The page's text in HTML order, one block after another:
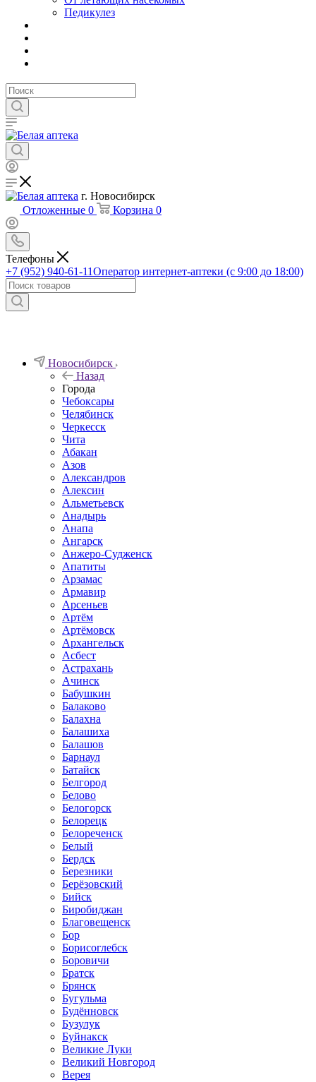
Педикулез
г. Новосибирск
Отложенные 0 Корзина 0
Телефоны
+7 (952) 940-61-11Оператор интернет-аптеки (с 9:00 до 18:00)
Новосибирск
Назад
Города
Чебоксары
Челябинск
Черкесск
Чита
Абакан
Азов
Александров
Алексин
Альметьевск
Анадырь
Анапа
Ангарск
Анжеро-Судженск
Апатиты
Арзамас
Армавир
Арсеньев
Артём
Артёмовск
Архангельск
Асбест
Астрахань
Ачинск
Бабушкин
Балаково
Балахна
Балашиха
Балашов
Барнаул
Батайск
Белгород
Белово
Белогорск
Белорецк
Белореченск
Белый
Бердск
Березники
Берёзовский
Бийск
Биробиджан
Благовещенск
Бор
Борисоглебск
Боровичи
Братск
Брянск
Бугульма
Будённовск
Бузулук
Буйнакск
Великие Луки
Великий Новгород
Верея